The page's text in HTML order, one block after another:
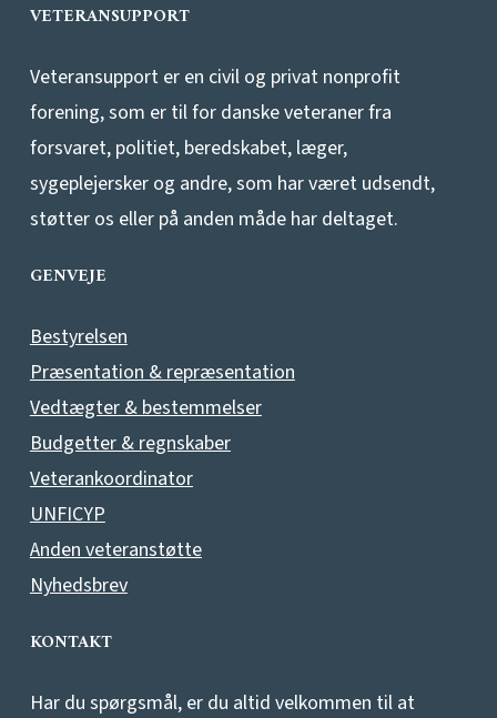
VETERANSUPPORT
Veteransupport er en civil og privat nonprofit
forening, som er til for danske veteraner fra
forsvaret, politiet, beredskabet, læger,
sygeplejersker og andre, som har været udsendt,
støtter os eller på anden måde har deltaget.
GENVEJE
Bestyrelsen
Præsentation & repræsentation
Vedtægter & bestemmelser
Budgetter & regnskaber
Veterankoordinator
UNFICYP
Anden veteranstøtte
Nyhedsbrev
KONTAKT
Har du spørgsmål, er du altid velkommen til at